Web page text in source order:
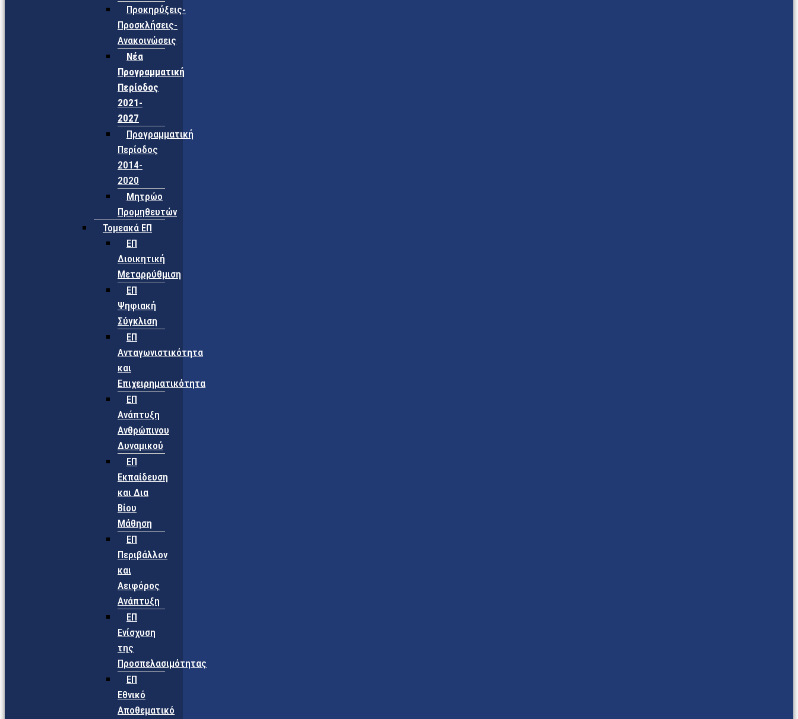
Προκηρύξεις-
Προσκλήσεις-
Ανακοινώσεις
Νέα
Προγραμματική
Περίοδος
2021-
2027
Προγραμματική
Περίοδος
2014-
2020
Μητρώο
Προμηθευτών
Τομεακά ΕΠ
ΕΠ
Διοικητική
Μεταρρύθμιση
ΕΠ
Ψηφιακή
Σύγκλιση
ΕΠ
Ανταγωνιστικότητα
και
Επιχειρηματικότητα
ΕΠ
Ανάπτυξη
Ανθρώπινου
Δυναμικού
ΕΠ
Εκπαίδευση
και Δια
Βίου
Μάθηση
ΕΠ
Περιβάλλον
και
Αειφόρος
Ανάπτυξη
ΕΠ
Ενίσχυση
της
Προσπελασιμότητας
ΕΠ
Εθνικό
Αποθεματικό